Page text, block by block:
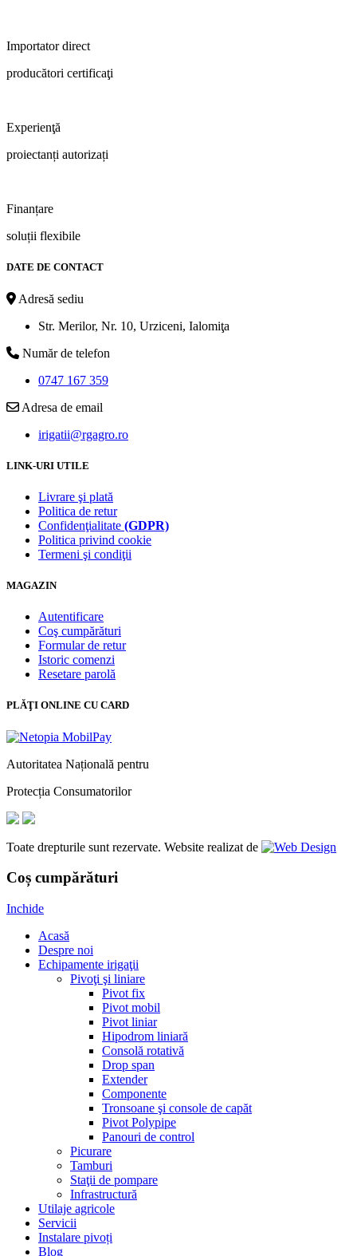
Importator direct
producători certificaţi
Experienţă
proiectanți autorizați
Finanțare
soluții flexibile
DATE DE CONTACT
Adresă sediu
Str. Merilor, Nr. 10, Urziceni, Ialomiţa
Număr de telefon
0747 167 359
Adresa de email
irigatii@rgagro.ro
LINK-URI UTILE
Livrare şi plată
Politica de retur
Confidenţialitate (GDPR)
Politica privind cookie
Termeni şi condiţii
MAGAZIN
Autentificare
Coş cumpărături
Formular de retur
Istoric comenzi
Resetare parolă
PLĂŢI ONLINE CU CARD
Autoritatea Națională pentru
Protecția Consumatorilor
Toate drepturile sunt rezervate. Website realizat de
Coș cumpărături
Inchide
Acasă
Despre noi
Echipamente irigaţii
Pivoţi şi liniare
Pivot fix
Pivot mobil
Pivot liniar
Hipodrom liniară
Consolă rotativă
Drop span
Extender
Componente
Tronsoane şi console de capăt
Pivot Polypipe
Panouri de control
Picurare
Tamburi
Staţii de pompare
Infrastructură
Utilaje agricole
Servicii
Instalare pivoți
Blog